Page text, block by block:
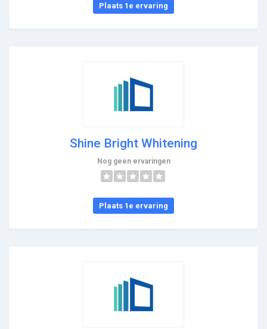
Plaats 1e ervaring
Shine Bright Whitening
Nog geen ervaringen
Plaats 1e ervaring